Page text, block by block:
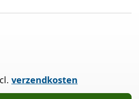
verzendkosten